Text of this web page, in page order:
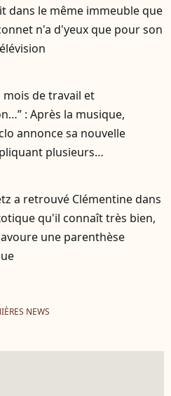
dans le même immeuble que
n'a d'yeux que pour son
mois de travail et
: Après la musique,
annonce sa nouvelle
plusieurs
a retrouvé Clémentine dans
qu'il connaît très bien,
une parenthèse
NEWS